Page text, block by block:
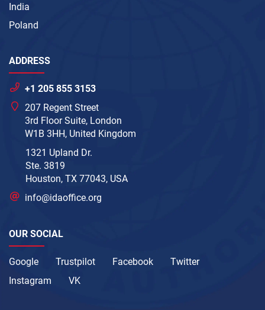
India
Poland
ADDRESS
+1 205 855 3153
207 Regent Street
3rd Floor Suite, London
W1B 3HH, United Kingdom
1321 Upland Dr.
Ste. 3819
Houston, TX 77043, USA
info@idaoffice.org
OUR SOCIAL
Google Trustpilot Facebook
Twitter
Instagram
VK